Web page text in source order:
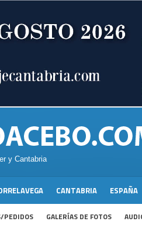
y Cantabria
CANTABRIA ESPAÑA
PEDIDOS GALERÍAS DE FOTOS